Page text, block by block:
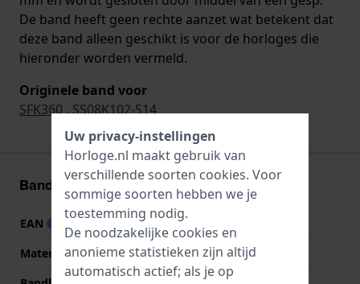
De band heeft geen rechte aanzet wat betekent dat
deze band alleen geschikt is voor de horloges die
hieronder worden vermeld.
Originele band voor
SFK360,SS08K102-S14
Band informatie
EAN
7610522551534
Materiaal Band
Siliconen
Uw privacy-instellingen
Horloge.nl maakt gebruik van
verschillende soorten cookies. Voor
sommige soorten hebben we je
toestemming nodig.
De noodzakelijke cookies en
anonieme statistieken zijn altijd
automatisch actief; als je op